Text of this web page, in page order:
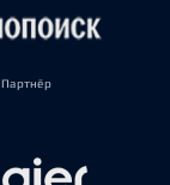
Партнёр